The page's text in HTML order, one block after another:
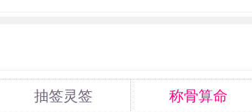
视剧。而镜子本身用的好，其
且镜子易破易碎，在风水中属于
抽签灵签 称骨算命